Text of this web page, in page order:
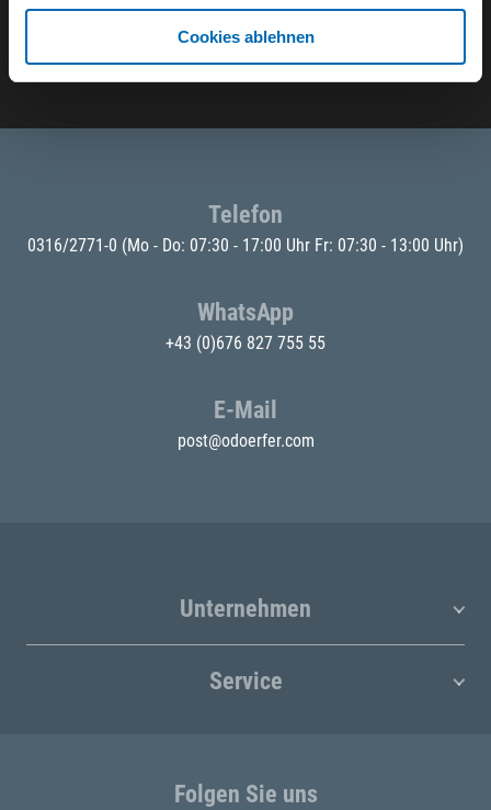
Cookies ablehnen
Telefon
0316/2771-0 (Mo - Do: 07:30 - 17:00 Uhr Fr: 07:30 - 13:00 Uhr)
WhatsApp
+43 (0)676 827 755 55
E-Mail
post@odoerfer.com
Unternehmen
Service
Folgen Sie uns